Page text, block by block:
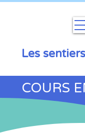
Les
COURS